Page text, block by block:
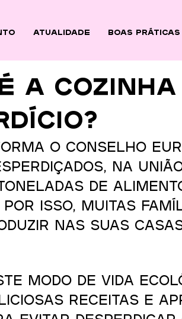
ATUALIDADE BOAS PRÁTICAS
a
o Conselho
na União
de
Por isso, muitas
nas suas
modo de vida
receitas e